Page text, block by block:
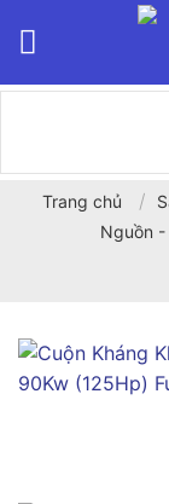
Trang chủ /
Nguồn -